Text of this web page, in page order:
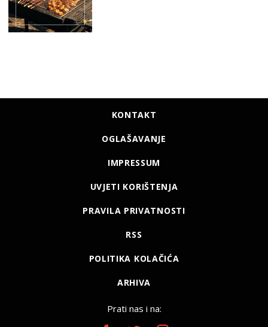
KONTAKT
OGLAŠAVANJE
IMPRESSUM
UVJETI KORIŠTENJA
PRAVILA PRIVATNOSTI
RSS
POLITIKA KOLAČIĆA
ARHIVA
Prati nas i na: